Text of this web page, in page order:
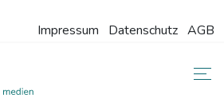
Impressum Datenschutz AGB